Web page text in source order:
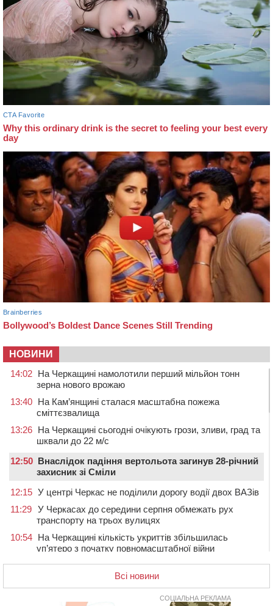
НОВИНИ
14:02 На Черкащині намолотили перший мільйон тонн
зерна нового врожаю
13:40 На Кам’янщині сталася масштабна пожежа
сміттєзвалища
13:26 На Черкащині сьогодні очікують грози, зливи, град та
шквали до 22 м/с
12:50 Внаслідок падіння вертольота загинув 28-річний
захисник зі Сміли
12:15 У центрі Черкас не поділили дорогу водії двох ВАЗів
11:29 У Черкасах до середини серпня обмежать рух
транспорту на трьох вулицях
10:54 На Черкащині кількість укриттів збільшилась
уп’ятеро з початку повномасштабної війни
10:15 У Черкасах водій Audi Q5 спричинив аварію, не
пропустивши інший кросовер
“Черкасиводоканал” пропонує підвищити
Всі новини
СОЦІАЛЬНА РЕКЛАМА